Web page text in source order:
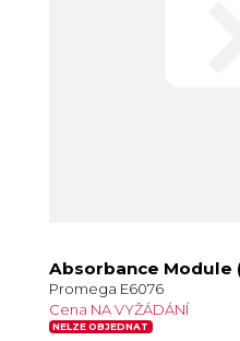
Absorbance Module
Promega E6076
Cena NA VYŽÁDÁNÍ
NELZE OBJEDNAT